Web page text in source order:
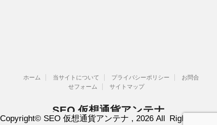
ホーム 当サイトについて プライバシーポリシー
お問合
せフォーム
サイトマップ
SEO 仮想通貨アンテナ
Copyright© SEO 仮想通貨アンテナ , 2026 All Rights